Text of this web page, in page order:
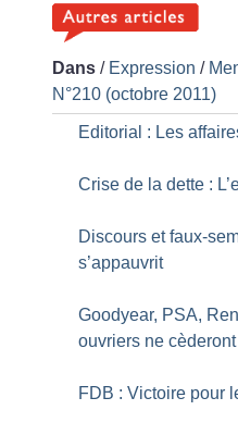
Dans / Expression /
N°210 (octobre 2011)
Editorial : Les
Crise de la dette :
Discours et faux-
s’appauvrit
Goodyear, PSA,
ouvriers ne
FDB : Victoire pour